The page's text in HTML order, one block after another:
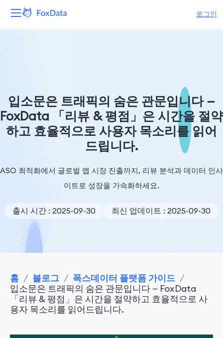
로그인
자원
회사
입소문은 트래픽의 숨은 관문입니다 —
FoxData 「리뷰 & 평점」은 시간을 절약
하고 효율적으로 사용자 목소리를 읽어
드립니다.
ASO 최적화에서 글로벌 앱 시장 진출까지, 리뷰 분석과 데이터 인사
이트로 성장을 가속화하세요.
출시 시간 : 2025-09-30 최신 업데이트 : 2025-09-30
홈 / 블로그 / 폭스데이터 플랫폼 가이드 /
입소문은 트래픽의 숨은 관문입니다 — FoxData
「리뷰 & 평점」은 시간을 절약하고 효율적으로 사
용자 목소리를 읽어드립니다.